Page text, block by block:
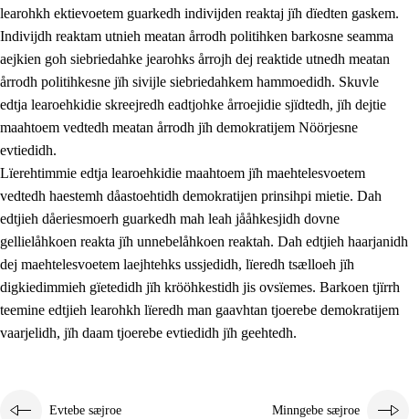
2.1 Sosijaale lïereme jïh evtiedimmie
2.2 Maahtoe faagine
2.3 Vihkeles tjiehpiesvoeth
2.4 Lïeredh lïeredh
Dåaresthfaageles teemah
2.5 Dåaresthfaageles teemah
2.5.1 Almetjehealsoe jïh jieledehaalveme
2.5.2 Demokratije jïh meatanårrojevoete
2.5.3 Monnehke evtiedimmie
learohkh ektievoetem guarkedh indivijden reaktaj jïh dïedten gaskem.
Indivijdh reaktam utnieh meatan årrodh politihken barkosne seamma
aejkien goh siebriedahke jearohks årrojh dej reaktide utnedh meatan
årrodh politihkesne jïh sivijle siebriedahkem hammoedidh. Skuvle
edtja learoehkidie skreejredh eadtjohke årroejidie sjïdtedh, jïh dejtie
maahtoem vedtedh meatan årrodh jïh demokratijem Nöörjesne
evtiedidh.
Lïerehtimmie edtja learoehkidie maahtoem jïh maehtelesvoetem
vedtedh haestemh dåastoehtidh demokratijen prinsihpi mietie. Dah
edtjieh dåeriesmoerh guarkedh mah leah jååhkesjidh dovne
gellielåhkoen reakta jïh unnebelåhkoen reaktah. Dah edtjieh haarjanidh
dej maehtelesvoetem laejhtehks ussjedidh, lïeredh tsælloeh jïh
digkiedimmieh gïetedidh jïh krööhkestidh jis ovsïemes. Barkoen tjïrrh
teemine edtjieh learohkh lïeredh man gaavhtan tjoerebe demokratijem
vaarjelidh, jïh daam tjoerebe evtiedidh jïh geehtedh.
Evtebe sæjroe Minngebe sæjroe